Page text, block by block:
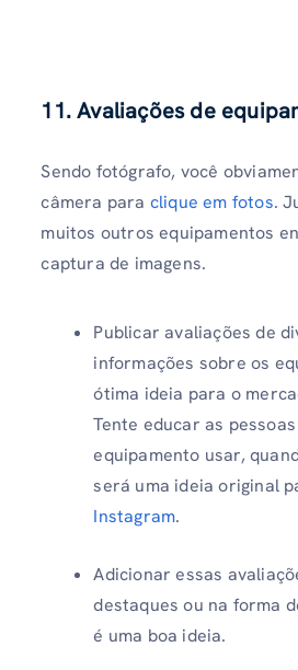
11. Avaliações de
Sendo fotógrafo, você
câmera para clique em fotos.
muitos outros equipamentos
captura de imagens.
Publicar avaliações de
informações sobre os
ótima ideia para o
Tente educar as
equipamento usar,
será uma ideia original
Instagram.
Adicionar essas
destaques ou na forma
é uma boa ideia.